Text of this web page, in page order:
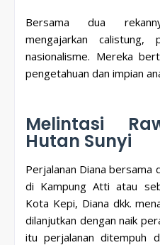
Bersama dua
mengajarkan calistung,
nasionalisme. Mereka
pengetahuan dan impian
Melintasi
Hutan Sunyi
Perjalanan Diana bersama
di Kampung Atti atau
Kota Kepi, Diana dkk.
dilanjutkan dengan naik
itu perjalanan ditempuh